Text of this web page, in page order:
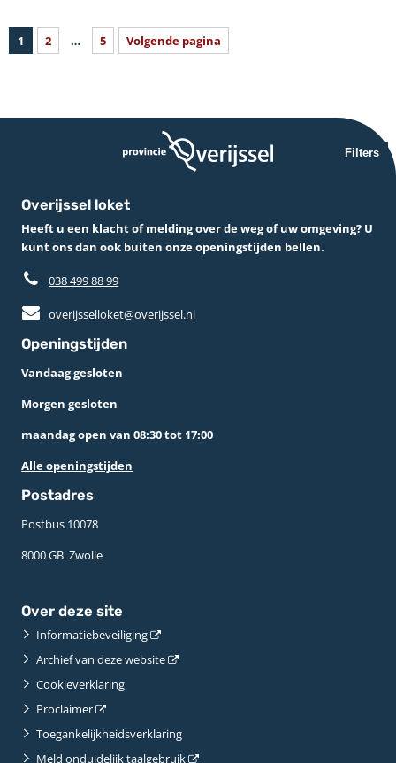
1 2 … 5 Volgende pagina
Filters
Overijssel loket
Heeft u een klacht of melding over de weg of uw omgeving? U
kunt ons dan ook buiten onze openingstijden bellen.
038 499 88 99
overijsselloket@overijssel.nl
Openingstijden
Vandaag gesloten
Morgen gesloten
maandag open van 08:30 tot 17:00
Alle openingstijden
Postadres
Postbus 10078 ­
8000 GB ­ Zwolle
Over deze site
Informatiebeveiliging
Archief van deze website
Cookieverklaring
Proclaimer
Toegankelijkheidsverklaring
Meld onduidelijk taalgebruik